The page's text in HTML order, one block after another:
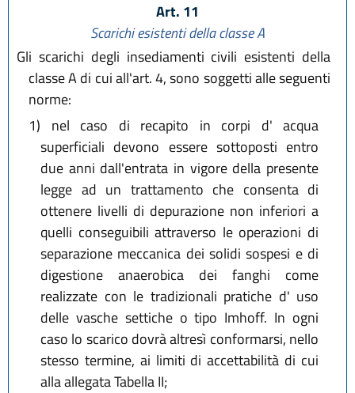
Art. 11
Scarichi esistenti della classe A
Gli scarichi degli insediamenti civili esistenti della
classe A di cui all'art. 4, sono soggetti alle seguenti
norme:
1) nel caso di recapito in corpi d' acqua
superficiali devono essere sottoposti entro
due anni dall'entrata in vigore della presente
legge ad un trattamento che consenta di
ottenere livelli di depurazione non inferiori a
quelli conseguibili attraverso le operazioni di
separazione meccanica dei solidi sospesi e di
digestione anaerobica dei fanghi come
realizzate con le tradizionali pratiche d' uso
delle vasche settiche o tipo Imhoff. In ogni
caso lo scarico dovrà altresì conformarsi, nello
stesso termine, ai limiti di accettabilità di cui
alla allegata Tabella II;